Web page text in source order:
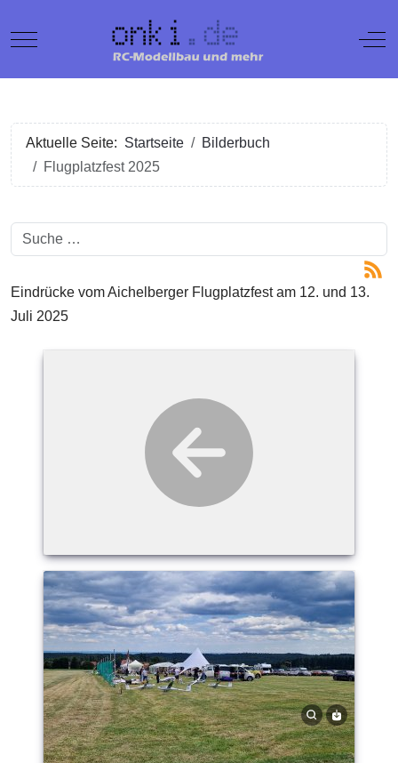
Mobile Menu Toggle Off-
Aktuelle Seite: Startseite
Bilderbuch
Flugplatzfest 2025
Suchen
Eindrücke vom Aichelberger Flugplatzfest am 12. und 13.
Juli 2025